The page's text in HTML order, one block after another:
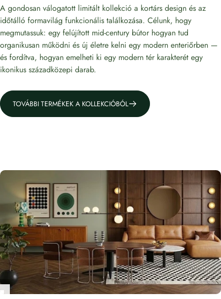
A gondosan válogatott limitált kollekció a kortárs design és az
időtálló formavilág funkcionális találkozása. Célunk, hogy
megmutassuk: egy felújított mid-century bútor hogyan tud
organikusan működni és új életre kelni egy modern enteriőrben —
és fordítva, hogyan emelheti ki egy modern tér karakterét egy
ikonikus századközepi darab.
TOVÁBBI TERMÉKEK A KOLLEKCIÓBÓL